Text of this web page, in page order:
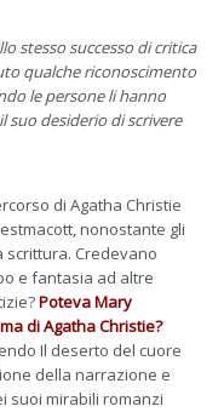
stesso successo di critica
qualche riconoscimento
le persone li hanno
suo desiderio di scrivere
di Agatha Christie
nonostante gli
Credevano
e fantasia ad altre
Poteva Mary
di Agatha Christie?
Il deserto del cuore
della narrazione e
suoi mirabili romanzi